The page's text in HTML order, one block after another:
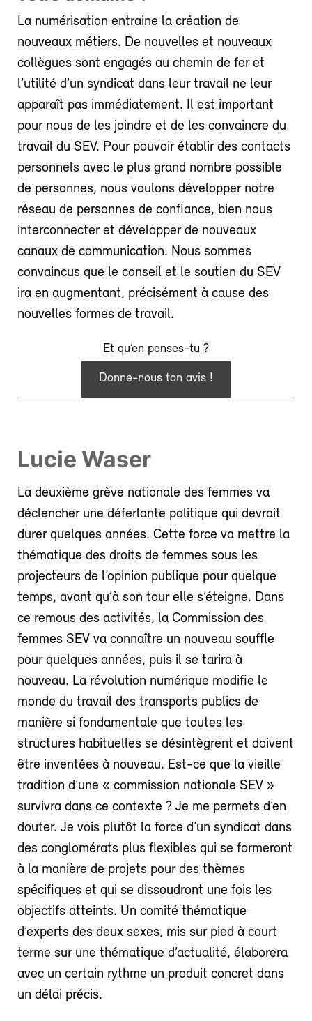
La numérisation entraine la création de
nouveaux métiers. De nouvelles et nouveaux
collègues sont engagés au chemin de fer et
l’utilité d’un syndicat dans leur travail ne leur
apparaît pas immédiatement. Il est important
pour nous de les joindre et de les convaincre du
travail du SEV. Pour pouvoir établir des contacts
personnels avec le plus grand nombre possible
de personnes, nous voulons développer notre
réseau de personnes de confiance, bien nous
interconnecter et développer de nouveaux
canaux de communication. Nous sommes
convaincus que le conseil et le soutien du SEV
ira en augmentant, précisément à cause des
nouvelles formes de travail.
Et qu’en penses-tu ?
Donne-nous ton avis !
Lucie Waser
La deuxième grève nationale des femmes va
déclencher une déferlante politique qui devrait
durer quelques années. Cette force va mettre la
thématique des droits de femmes sous les
projecteurs de l’opinion publique pour quelque
temps, avant qu’à son tour elle s’éteigne. Dans
ce remous des activités, la Commission des
femmes SEV va connaître un nouveau souffle
pour quelques années, puis il se tarira à
nouveau. La révolution numérique modifie le
monde du travail des transports publics de
manière si fondamentale que toutes les
structures habituelles se désintègrent et doivent
être inventées à nouveau. Est-ce que la vieille
tradition d’une « commission nationale SEV »
survivra dans ce contexte ? Je me permets d’en
douter. Je vois plutôt la force d’un syndicat dans
des conglomérats plus flexibles qui se formeront
à la manière de projets pour des thèmes
spécifiques et qui se dissoudront une fois les
objectifs atteints. Un comité thématique
d’experts des deux sexes, mis sur pied à court
terme sur une thématique d’actualité, élaborera
avec un certain rythme un produit concret dans
un délai précis.